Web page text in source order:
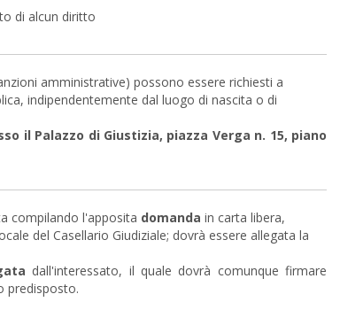
di alcun diritto
amministrative) possono essere richiesti a
indipendentemente dal luogo di nascita o di
il Palazzo di Giustizia, piazza Verga n. 15, piano
compilando l'apposita domanda in carta libera,
del Casellario Giudiziale; dovrà essere allegata la
dall'interessato, il quale dovrà comunque firmare
predisposto.